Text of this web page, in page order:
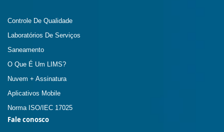
Controle De Qualidade
Laboratórios De Serviços
Saneamento
O Que É Um LIMS?
Nuvem + Assinatura
Aplicativos Mobile
Norma ISO/IEC 17025
Fale conosco